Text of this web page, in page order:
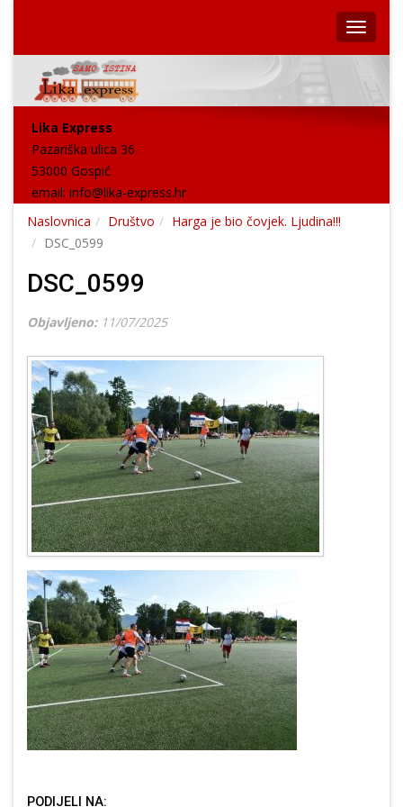
Lika Express
Pazariška ulica 36
53000 Gospić
email: info@lika-express.hr
Naslovnica
Društvo
Harga je bio čovjek. Ljudina!!!
DSC_0599
DSC_0599
Objavljeno: 11/07/2025
PODIJELI NA: